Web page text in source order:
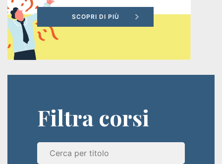
PR
VENETO
FSE+
Corsi
pagamento
Filtra corsi